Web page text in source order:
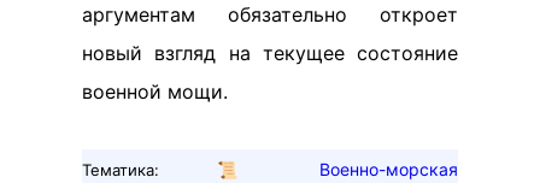
аргументам обязательно откроет
новый взгляд на текущее состояние
военной мощи.
Тематика: 📜
Военно-морская